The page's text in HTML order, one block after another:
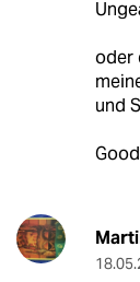
oder
und